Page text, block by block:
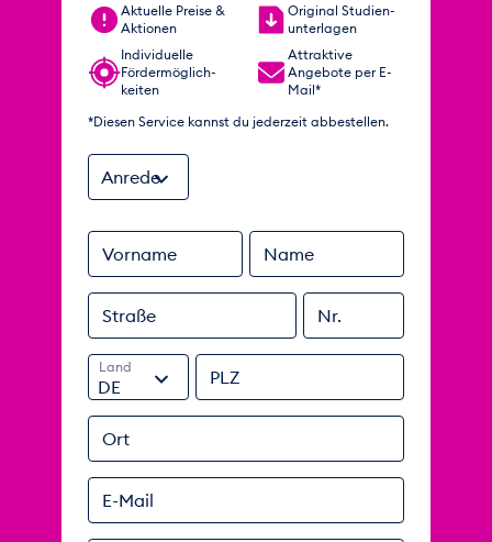
Aktuelle Preise &
Aktionen
Original Studien­
unterlagen
Individuelle
Förder­möglich­
keiten
Attraktive
Angebote per E-
Mail*
*Diesen Service kannst du jederzeit abbestellen.
Anrede
Vorname Name
Straße Nr.
Land
DE PLZ
Ort
E-Mail